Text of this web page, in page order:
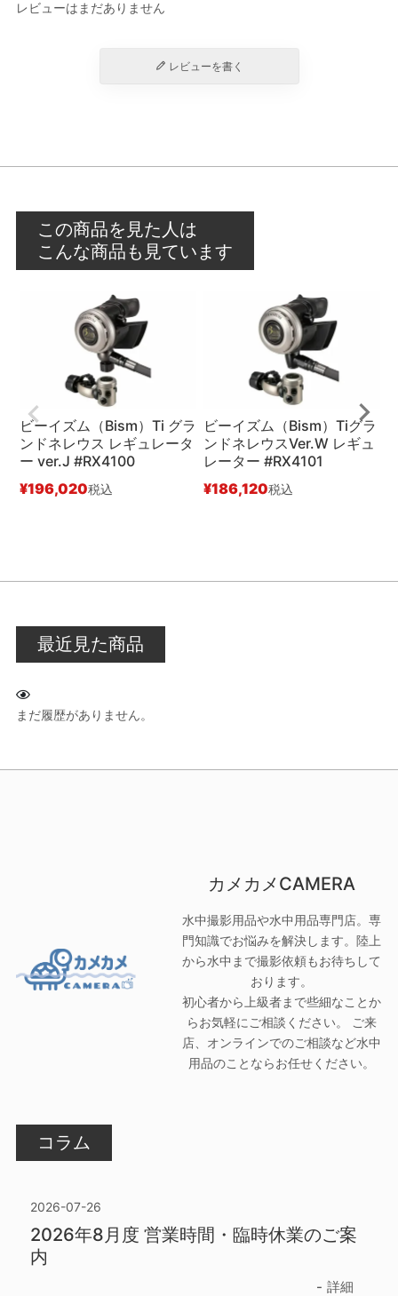
レビューはまだありません
レビューを書く
この商品を見た人は
こんな商品も見ています
ビーイズム（Bism）Ti グラ
ンドネレウス レギュレータ
ー ver.J #RX4100
¥196,020税込
ビーイズム（Bism）Tiグラ
ンドネレウスVer.W レギュ
レーター #RX4101
¥186,120税込
最近見た商品
まだ履歴がありません。
カメカメCAMERA
水中撮影用品や水中用品専門店。専
門知識でお悩みを解決します。陸上
から水中まで撮影依頼もお待ちして
おります。
初心者から上級者まで些細なことか
らお気軽にご相談ください。 ご来
店、オンラインでのご相談など水中
用品のことならお任せください。
コラム
2026-07-26
2026年8月度 営業時間・臨時休業のご案
内
詳細